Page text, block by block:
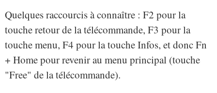
Quelques raccourcis à connaître : F2 pour la
touche retour de la télécommande, F3 pour la
touche menu, F4 pour la touche Infos, et donc Fn
+ Home pour revenir au menu principal (touche
"Free" de la télécommande).